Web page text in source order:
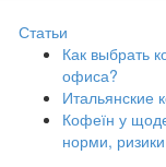
Статьи
Как выбрать
офиса?
Итальянские
Кофеїн у
норми,